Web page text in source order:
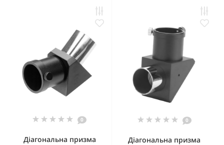
0
Діагональна призма
0
Діагональна призма